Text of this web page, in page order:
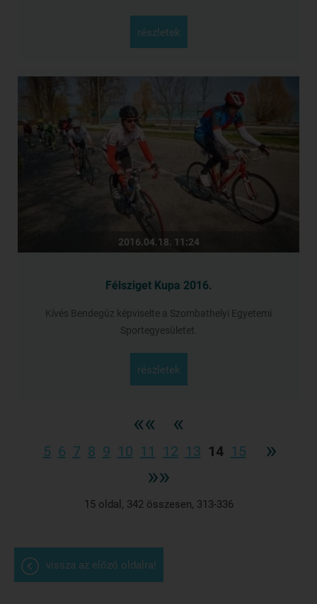
részletek
2016.04.18. 11:24
Félsziget Kupa 2016.
Kívés Bendegúz képviselte a Szombathelyi Egyetemi
Sportegyesületet.
részletek
«« «
5 6 7 8 9 10 11 12 13 14 15
»
»»
15 oldal, 342 összesen, 313-336
vissza az előző oldalra!